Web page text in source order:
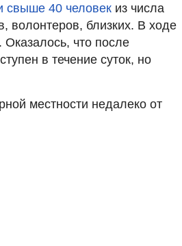
свыше 40 человек из числа
волонтеров, близких. В ходе
. Оказалось, что после
в течение суток, но
местности недалеко от